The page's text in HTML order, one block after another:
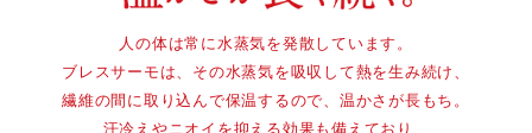
a
人の体は常に水蒸気を発散しています。
ブレスサーモは、その水蒸気を吸収して熱を生み続け、
繊維の間に取り込んで保温するので、温かさが長もち。
汗冷えやニオイを抑える効果も備えており、